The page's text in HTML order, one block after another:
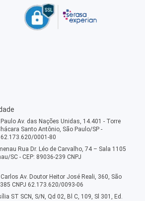
Av. das Nações Unidas, 14.401 - Torre
Santo Antônio, São Paulo/SP -
62.173.620/0001-80
Rua Dr. Léo de Carvalho, 74 – Sala 1105
SC - CEP: 89036-239 CNPJ
Av. Doutor Heitor José Reali, 360, São
CNPJ 62.173.620/0093-06
ST SCN, S/N, Qd 02, Bl C, 109, Sl 301, Ed.